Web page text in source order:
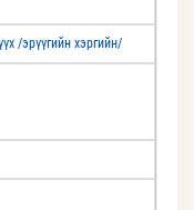
/эрүүгийн хэргийн/